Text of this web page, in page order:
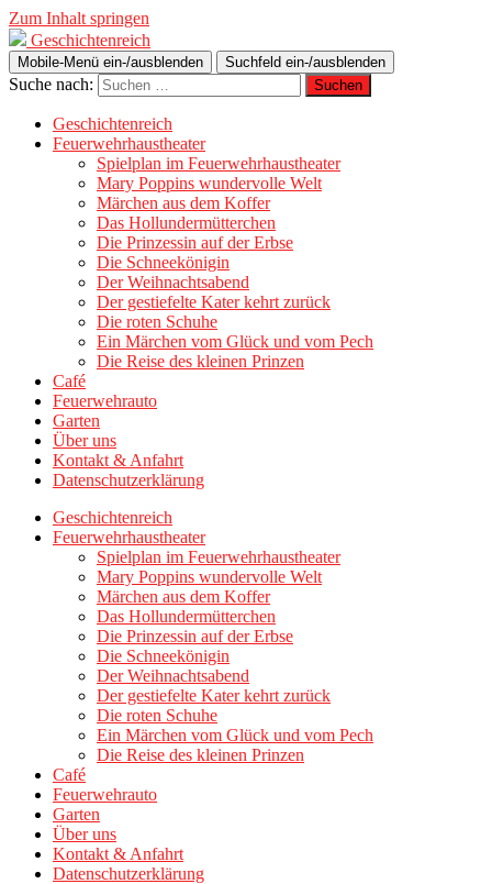
Zum Inhalt springen
Geschichtenreich
Mobile-Menü ein-/ausblenden Suchfeld ein-/ausblenden
Suche nach:
Geschichtenreich
Feuerwehrhaustheater
Spielplan im Feuerwehrhaustheater
Mary Poppins wundervolle Welt
Märchen aus dem Koffer
Das Hollundermütterchen
Die Prinzessin auf der Erbse
Die Schneekönigin
Der Weihnachtsabend
Der gestiefelte Kater kehrt zurück
Die roten Schuhe
Ein Märchen vom Glück und vom Pech
Die Reise des kleinen Prinzen
Café
Feuerwehrauto
Garten
Über uns
Kontakt & Anfahrt
Datenschutzerklärung
Geschichtenreich
Feuerwehrhaustheater
Spielplan im Feuerwehrhaustheater
Mary Poppins wundervolle Welt
Märchen aus dem Koffer
Das Hollundermütterchen
Die Prinzessin auf der Erbse
Die Schneekönigin
Der Weihnachtsabend
Der gestiefelte Kater kehrt zurück
Die roten Schuhe
Ein Märchen vom Glück und vom Pech
Die Reise des kleinen Prinzen
Café
Feuerwehrauto
Garten
Über uns
Kontakt & Anfahrt
Datenschutzerklärung